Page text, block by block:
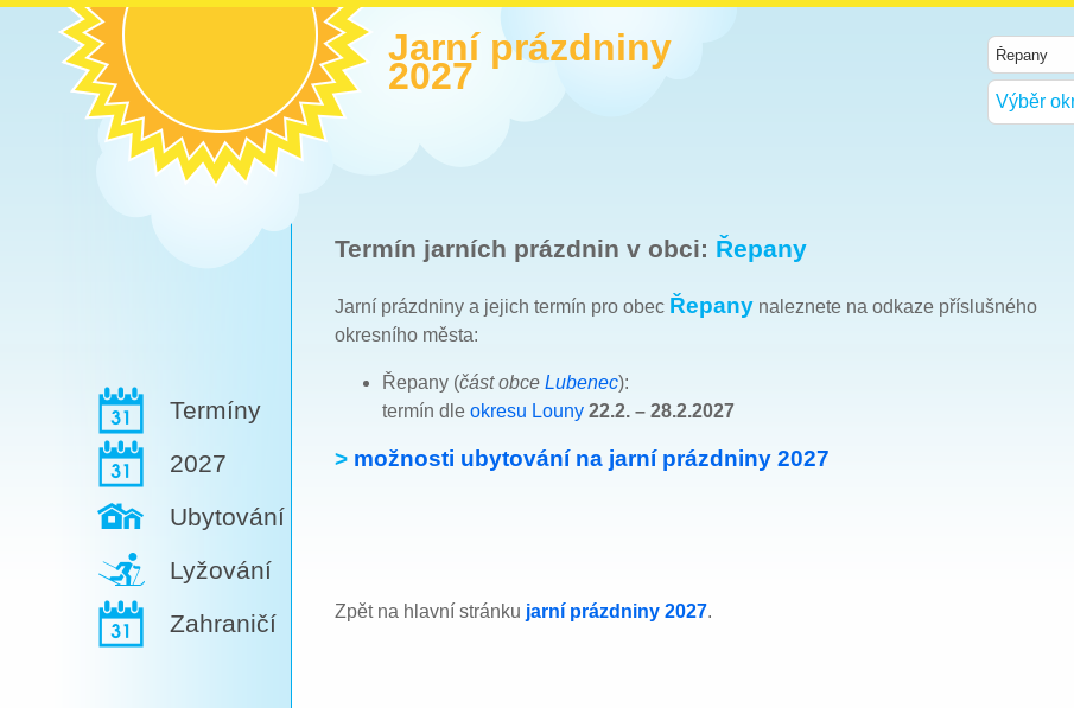
Jarní prázdniny
2027
Výběr
Termíny
2027
Ubytování
Lyžování
Zahraničí
Termín jarních prázdnin v obci: Řepany
Jarní prázdniny a jejich termín pro obec Řepany naleznete na odkaze příslušného
okresního města:
Řepany (část obce Lubenec):
termín dle okresu Louny 22.2. – 28.2.2027
> možnosti ubytování na jarní prázdniny 2027
Zpět na hlavní stránku jarní prázdniny 2027.